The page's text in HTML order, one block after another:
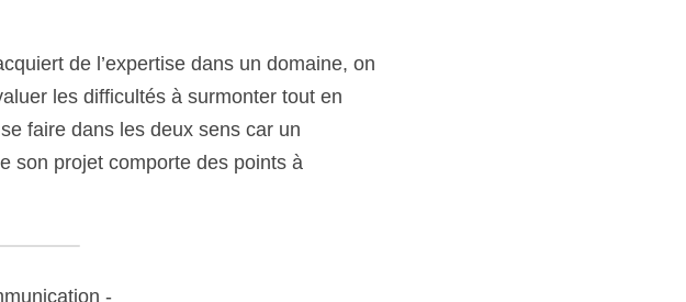
sens car un entrepreneur doit
points à améliorer.